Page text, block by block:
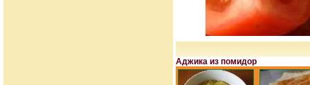
Аджика из помидор